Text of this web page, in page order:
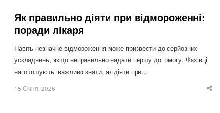
Як правильно діяти при відмороженні:
поради лікаря
Навіть незначне відмороження може призвести до серйозних
ускладнень, якщо неправильно надати першу допомогу. Фахівці
наголошують: важливо знати, як діяти при…
15 Січня, 2026